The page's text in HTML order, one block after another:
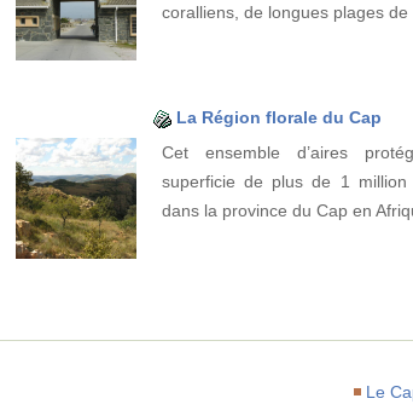
coralliens, de longues plages de
La Région florale du Cap
Cet ensemble d’aires
superficie de plus de 1 million
dans la province du Cap en
Le